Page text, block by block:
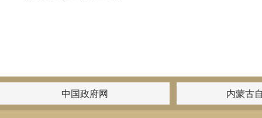
中国政府网
内蒙古